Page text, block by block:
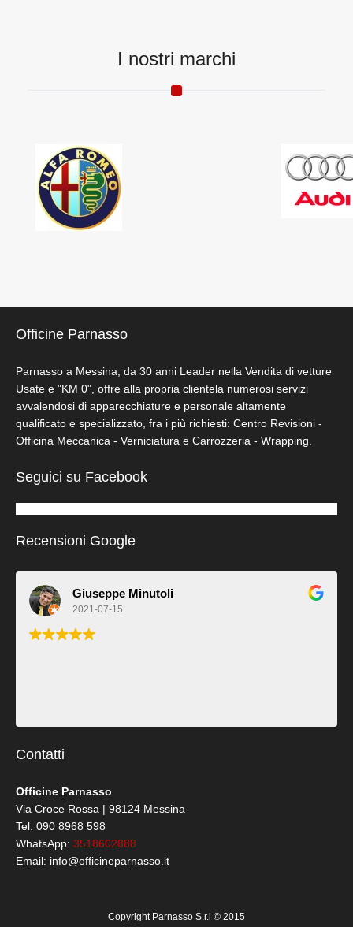
I nostri marchi
Officine Parnasso
Parnasso a Messina, da 30 anni Leader nella Vendita di vetture
Usate e "KM 0", offre alla propria clientela numerosi servizi
avvalendosi di apparecchiature e personale altamente
qualificato e specializzato, fra i più richiesti: Centro Revisioni -
Officina Meccanica - Verniciatura e Carrozzeria - Wrapping.
Seguici su Facebook
Recensioni Google
Daniela Iannello
2021-06-04
Contatti
Officine Parnasso
Via Croce Rossa | 98124 Messina
Tel. 090 8968 598
WhatsApp: 3518602888
Email: info@officineparnasso.it
Copyright Parnasso S.r.l © 2015